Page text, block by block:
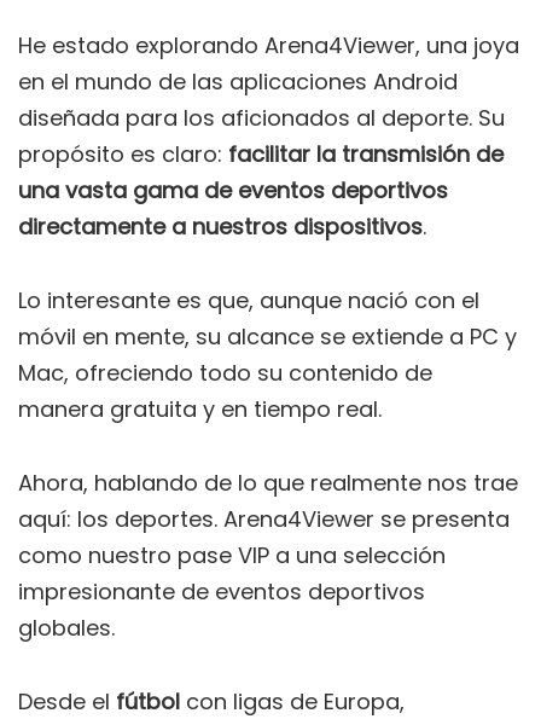
He estado explorando Arena4Viewer, una joya
en el mundo de las aplicaciones Android
diseñada para los aficionados al deporte. Su
propósito es claro: facilitar la transmisión de
una vasta gama de eventos deportivos
directamente a nuestros dispositivos.
Lo interesante es que, aunque nació con el
móvil en mente, su alcance se extiende a PC y
Mac, ofreciendo todo su contenido de
manera gratuita y en tiempo real.
Ahora, hablando de lo que realmente nos trae
aquí: los deportes. Arena4Viewer se presenta
como nuestro pase VIP a una selección
impresionante de eventos deportivos
globales.
Desde el fútbol con ligas de Europa,